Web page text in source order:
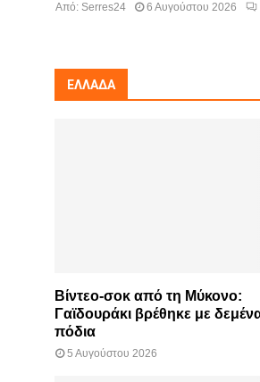
Από: Serres24 6 Αυγούστου 2026
ΕΛΛΆΔΑ
Βίντεο-σοκ από τη Μύκονο:
Γαϊδουράκι βρέθηκε με
πόδια
5 Αυγούστου 2026